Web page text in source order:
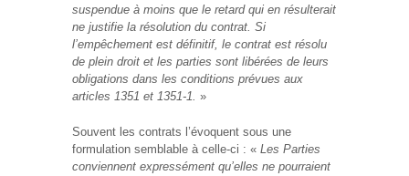
suspendue à moins que le retard qui en résulterait
ne justifie la résolution du contrat. Si
l’empêchement est définitif, le contrat est résolu
de plein droit et les parties sont libérées de leurs
obligations dans les conditions prévues aux
articles 1351 et 1351-1. »
Souvent les contrats l’évoquent sous une
formulation semblable à celle-ci : « Les Parties
conviennent expressément qu’elles ne pourraient